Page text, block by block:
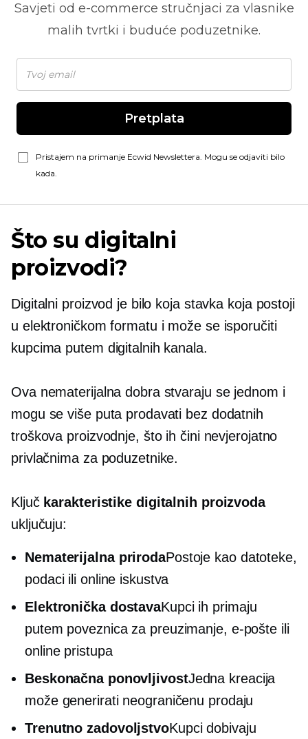
Savjeti od e-commerce stručnjaci za vlasnike
malih tvrtki i buduće poduzetnike.
Pretplata
Pristajem na primanje Ecwid Newslettera. Mogu se odjaviti bilo
kada.
Što su digitalni
proizvodi?
Digitalni proizvod je bilo koja stavka koja postoji
u elektroničkom formatu i može se isporučiti
kupcima putem digitalnih kanala.
Ova nematerijalna dobra stvaraju se jednom i
mogu se više puta prodavati bez dodatnih
troškova proizvodnje, što ih čini nevjerojatno
privlačnima za poduzetnike.
Ključ karakteristike digitalnih proizvoda
uključuju:
Nematerijalna prirodaPostoje kao datoteke,
podaci ili online iskustva
Elektronička dostavaKupci ih primaju
putem poveznica za preuzimanje, e-pošte ili
online pristupa
Beskonačna ponovljivostJedna kreacija
može generirati neograničenu prodaju
Trenutno zadovoljstvoKupci dobivaju